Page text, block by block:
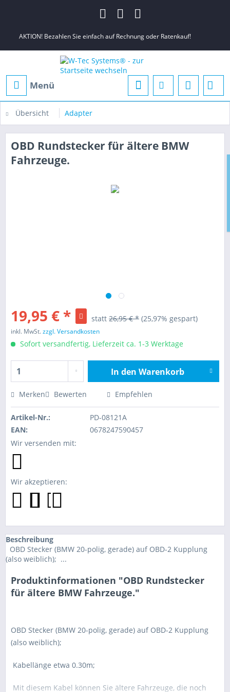
AKTION! Bezahlen Sie einfach auf Rechnung oder Ratenkauf!
Menü
Übersicht Adapter
OBD Rundstecker für ältere BMW
Fahrzeuge.
19,95 € * statt 26,95 € * (25,97% gespart)
inkl. MwSt.zzgl. Versandkosten
Sofort versandfertig, Lieferzeit ca. 1-3 Werktage
In den Warenkorb
Hinzugefügt
Merken Bewerten Empfehlen
Artikel-Nr.:
PD-08121A
EAN:
0678247590457
Wir versenden mit:
Wir akzeptieren:
Beschreibung
OBD Stecker (BMW 20-polig, gerade) auf OBD-2 Kupplung
(also weiblich); ...
Produktinformationen "OBD Rundstecker
für ältere BMW Fahrzeuge."
OBD Stecker (BMW 20-polig, gerade) auf OBD-2 Kupplung
(also weiblich);
Kabellänge etwa 0.30m;
Mit diesem Kabel können Sie ältere Fahrzeuge, die noch